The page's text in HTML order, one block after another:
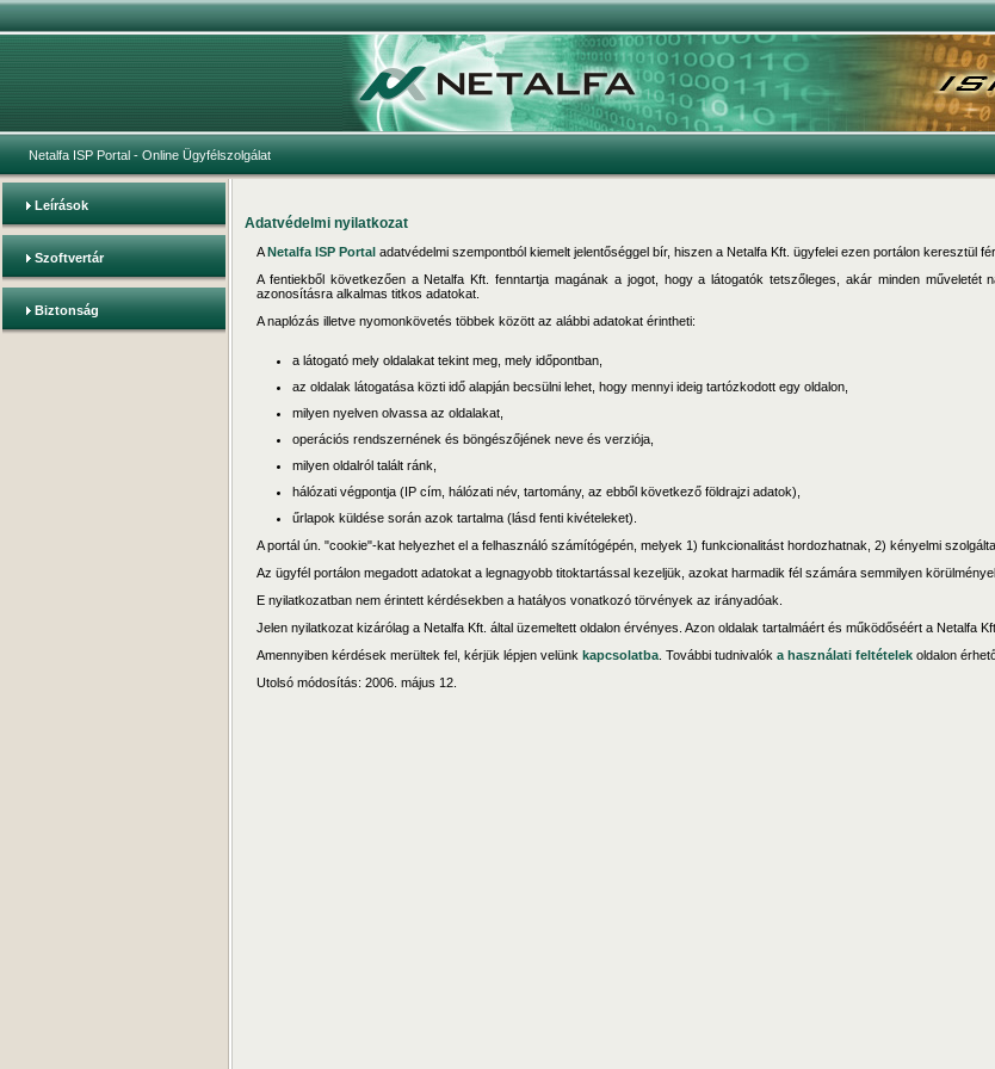
Netalfa ISP Portal - Online Ügyfélszolgálat
Leírások
Szoftvertár
Biztonság
Adatvédelmi nyilatkozat
ANetalfa ISP Portal adatvédelmi szempontból kiemelt jelentőséggel bír, hiszen a Netalfa Kft. ügyfelei ezen portálon keresztül
A fentiekből következően a Netalfa Kft. fenntartja magának a jogot, hogy a látogatók tetszőleges, akár minden
azonosításra alkalmas titkos adatokat.
A naplózás illetve nyomonkövetés többek között az alábbi adatokat érintheti:
a látogató mely oldalakat tekint meg, mely időpontban,
az oldalak látogatása közti idő alapján becsülni lehet, hogy mennyi ideig tartózkodott egy oldalon,
milyen nyelven olvassa az oldalakat,
operációs rendszernének és böngészőjének neve és verziója,
milyen oldalról talált ránk,
hálózati végpontja (IP cím, hálózati név, tartomány, az ebből következő földrajzi adatok),
űrlapok küldése során azok tartalma (lásd fenti kivételeket).
A portál ún. "cookie"-kat helyezhet el a felhasználó számítógépén, melyek 1) funkcionalitást hordozhatnak, 2) kényelmi
Az ügyfél portálon megadott adatokat a legnagyobb titoktartással kezeljük, azokat harmadik fél számára semmilyen
E nyilatkozatban nem érintett kérdésekben a hatályos vonatkozó törvények az irányadóak.
Jelen nyilatkozat kizárólag a Netalfa Kft. által üzemeltett oldalon érvényes. Azon oldalak tartalmáért és működőséért a Netalfa
Amennyiben kérdések merültek fel, kérjük lépjen velünk kapcsolatba . További tudnivalók a használati feltételek oldalon
Utolsó módosítás: 2006. május 12.